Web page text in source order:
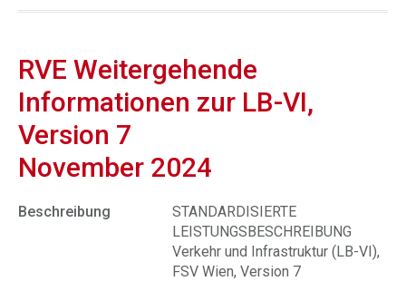
RVE Weitergehende
Informationen zur LB-VI,
Version 7
November 2024
Beschreibung
STANDARDISIERTE
LEISTUNGSBESCHREIBUNG
Verkehr und Infrastruktur (LB-VI),
FSV Wien, Version 7